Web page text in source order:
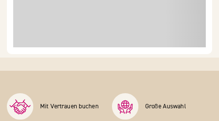
Mit Vertrauen buchen Große Auswahl